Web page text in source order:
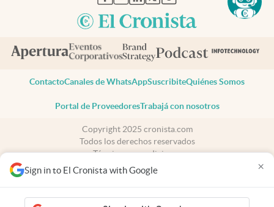
Sign in to El Cronista with Google ×
ContactoCanales de WhatsAppSuscribiteQuiénes Somos
Portal de ProveedoresTrabajá con nosotros
Copyright 2025 cronista.com
Todos los derechos reservados
Términos y condiciones
Privacidad
Consentimiento